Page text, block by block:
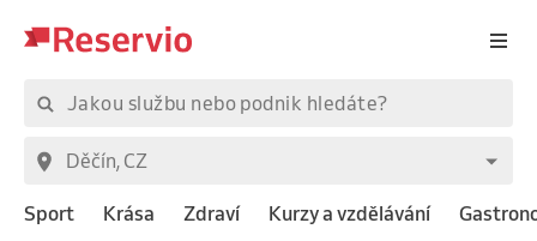
Sport Krása Zdraví Kurzy a vzdělávání